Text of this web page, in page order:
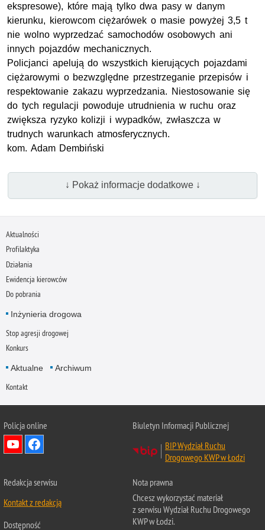
ekspresowe), które mają tylko dwa pasy w danym
kierunku, kierowcom ciężarówek o masie powyżej 3,5 t
nie wolno wyprzedzać samochodów osobowych ani
innych pojazdów mechanicznych.
Policjanci apelują do wszystkich kierujących pojazdami
ciężarowymi o bezwzględne przestrzeganie przepisów i
respektowanie zakazu wyprzedzania. Niestosowanie się
do tych regulacji powoduje utrudnienia w ruchu oraz
zwiększa ryzyko kolizji i wypadków, zwłaszcza w
trudnych warunkach atmosferycznych.
kom. Adam Dembiński
↓ Pokaż informacje dodatkowe ↓
Aktualności
Profilaktyka
Działania
Ewidencja kierowców
Do pobrania
Inżynieria drogowa
Stop agresji drogowej
Konkurs
Aktualne Archiwum
Kontakt
Policja online
Biuletyn Informacji Publicznej
BIP Wydział Ruchu
Drogowego KWP w Łodzi
Redakcja serwisu
Kontakt z redakcją
Dostępność
Nota prawna
Chcesz wykorzystać materiał
z serwisu Wydział Ruchu Drogowego
KWP w Łodzi.